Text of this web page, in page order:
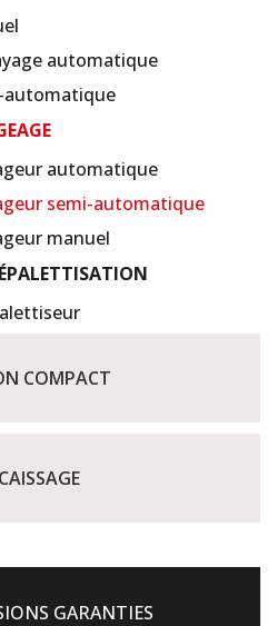
automatique
automatique
automatique
semi-automatique
manuel
COMPACT
GARANTIES